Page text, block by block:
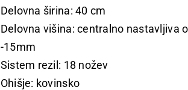
Delovna širina: 40 cm
Delovna višina: centralno nastavljiva
-15mm
Sistem rezil: 18 nožev
Ohišje: kovinsko